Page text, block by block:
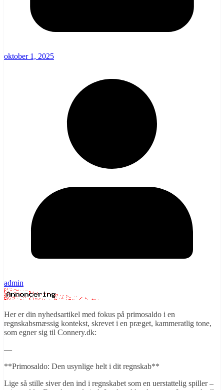
oktober 1, 2025
admin
Her er din nyhedsartikel med fokus på primosaldo i en
regnskabsmæssig kontekst, skrevet i en præget, kammeratlig tone,
som egner sig til Connery.dk:
—
**Primosaldo: Den usynlige helt i dit regnskab**
Lige så stille siver den ind i regnskabet som en uerstattelig spiller –